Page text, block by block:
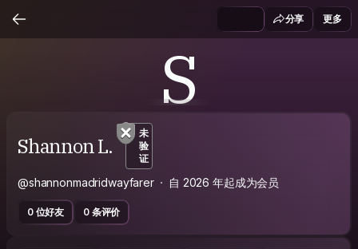
分享 更多
S
Shannon L.
未
验
证
@shannonmadridwayfarer 自 2026 年起成为会员
0 位好友 0 条评价